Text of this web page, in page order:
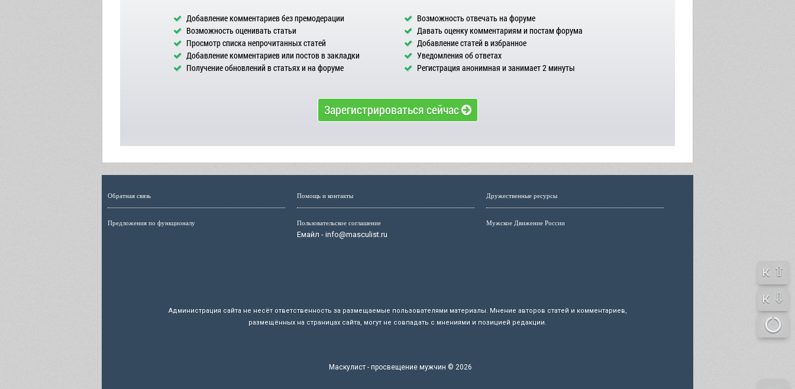
Добавление комментариев без премодерации
Возможность отвечать на форуме
Возможность оценивать статьи
Давать оценку комментариям и постам форума
Просмотр списка непрочитанных статей
Добавление статей в избранное
Добавление комментариев или постов в закладки
Уведомления об ответах
Получение обновлений в статьях и на форуме
Регистрация анонимная и занимает 2 минуты
Зарегистрироваться сейчас
Обратная связь
Предложения по функционалу
Помощь и контакты
Пользовательское соглашение
Емайл - info@masculist.ru
Дружественные ресурсы
Мужское Движение России
Администрация сайта не несёт ответственность за размещаемые пользователями материалы. Мнение авторов статей и комментариев,
размещённых на страницах сайта, могут не совпадать с мнениями и позицией редакции.
Маскулист - просвещение мужчин © 2026
к ⇧
к ⇩